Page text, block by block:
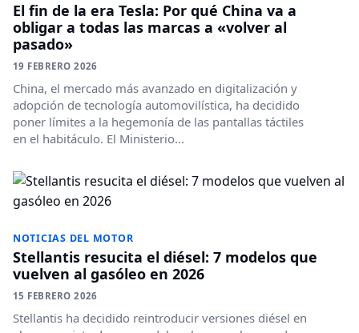
El fin de la era Tesla: Por qué China va a
obligar a todas las marcas a «volver al
pasado»
19 FEBRERO 2026
China, el mercado más avanzado en digitalización y
adopción de tecnología automovilística, ha decidido
poner límites a la hegemonía de las pantallas táctiles
en el habitáculo. El Ministerio...
NOTICIAS DEL MOTOR
Stellantis resucita el diésel: 7 modelos que
vuelven al gasóleo en 2026
15 FEBRERO 2026
Stellantis ha decidido reintroducir versiones diésel en